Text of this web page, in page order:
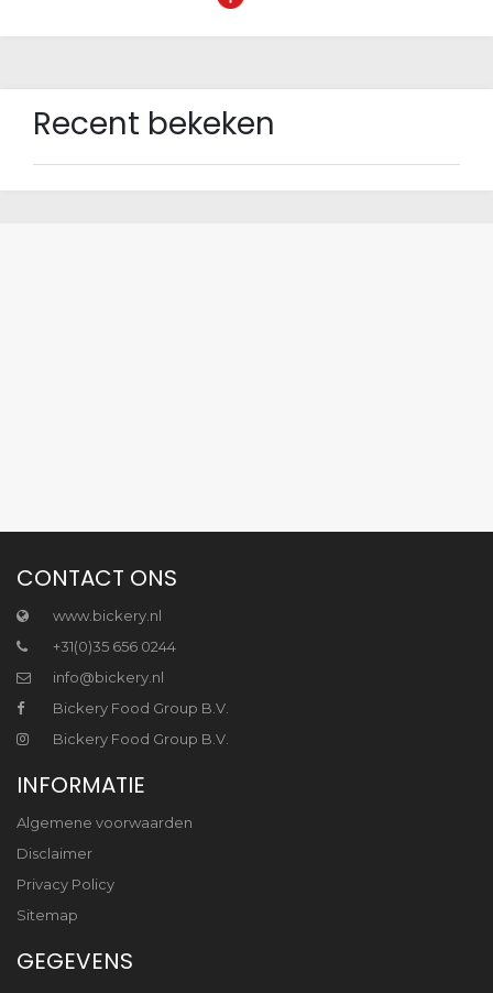
Recent bekeken
CONTACT ONS
www.bickery.nl
+31(0)35 656 0244
info@bickery.nl
Bickery Food Group B.V.
Bickery Food Group B.V.
INFORMATIE
Algemene voorwaarden
Disclaimer
Privacy Policy
Sitemap
GEGEVENS